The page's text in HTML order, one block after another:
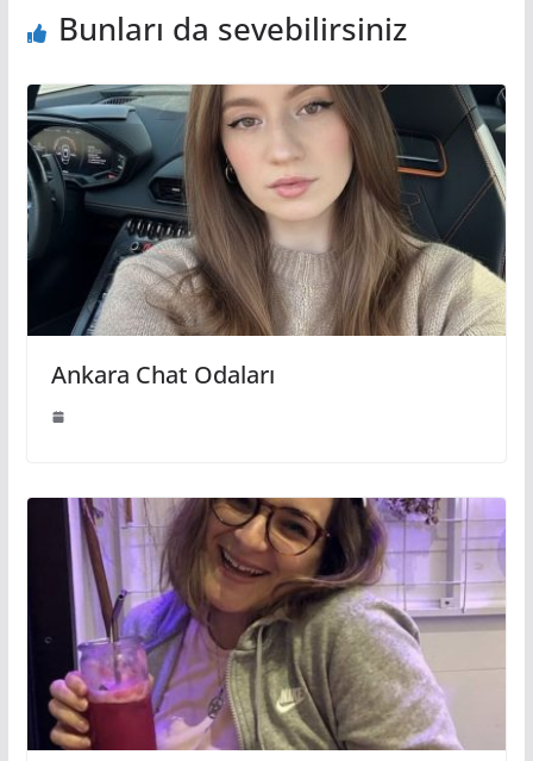
Bunları da sevebilirsiniz
Ankara Chat Odaları